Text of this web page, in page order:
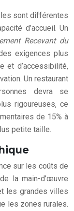
sont différentes
d’accueil. Un
Recevant du
exigences plus
et d’accessibilité,
Un restaurant
devra se
rigoureuses, ce
de 15% à
petite taille.
sur les coûts de
la main-d’œuvre
les grandes villes
les zones rurales.